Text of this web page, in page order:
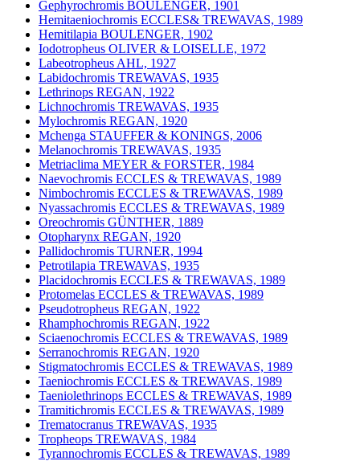
Gephyrochromis BOULENGER, 1901
Hemitaeniochromis ECCLES& TREWAVAS, 1989
Hemitilapia BOULENGER, 1902
Iodotropheus OLIVER & LOISELLE, 1972
Labeotropheus AHL, 1927
Labidochromis TREWAVAS, 1935
Lethrinops REGAN, 1922
Lichnochromis TREWAVAS, 1935
Mylochromis REGAN, 1920
Mchenga STAUFFER & KONINGS, 2006
Melanochromis TREWAVAS, 1935
Metriaclima MEYER & FORSTER, 1984
Naevochromis ECCLES & TREWAVAS, 1989
Nimbochromis ECCLES & TREWAVAS, 1989
Nyassachromis ECCLES & TREWAVAS, 1989
Oreochromis GÜNTHER, 1889
Otopharynx REGAN, 1920
Pallidochromis TURNER, 1994
Petrotilapia TREWAVAS, 1935
Placidochromis ECCLES & TREWAVAS, 1989
Protomelas ECCLES & TREWAVAS, 1989
Pseudotropheus REGAN, 1922
Rhamphochromis REGAN, 1922
Sciaenochromis ECCLES & TREWAVAS, 1989
Serranochromis REGAN, 1920
Stigmatochromis ECCLES & TREWAVAS, 1989
Taeniochromis ECCLES & TREWAVAS, 1989
Taeniolethrinops ECCLES & TREWAVAS, 1989
Tramitichromis ECCLES & TREWAVAS, 1989
Trematocranus TREWAVAS, 1935
Tropheops TREWAVAS, 1984
Tyrannochromis ECCLES & TREWAVAS, 1989